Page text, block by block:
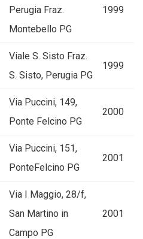
Perugia Fraz.
Montebello PG
1999
Viale S. Sisto Fraz.
S. Sisto, Perugia PG
1999
Via Puccini, 149,
Ponte Felcino PG
2000
Via Puccini, 151,
PonteFelcino PG
2001
Via I Maggio, 28/f,
San Martino in
Campo PG
2001